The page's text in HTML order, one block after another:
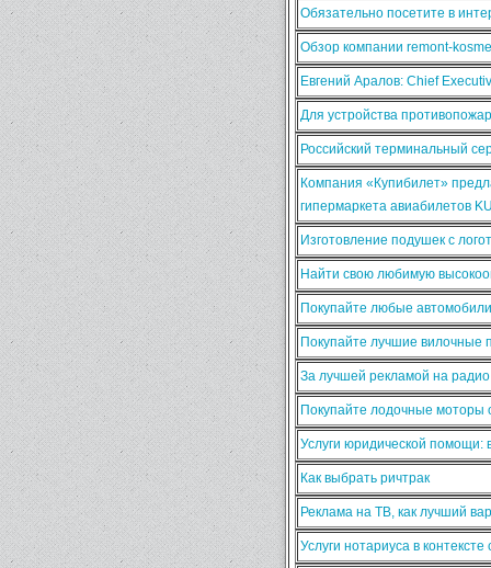
Обязательно посетите в
Обзор компании remont-
Евгений Аралов: Chief
Для устройства
Российский терминальный
Компания «Купибилет»
гипермаркета авиабилетов
Изготовление подушек с
Найти свою любимую
Покупайте любые
Покупайте лучшие вилочные
За лучшей рекламой на
Покупайте лодочные моторы
Услуги юридической
Как выбрать ричтрак
Реклама на ТВ, как лучший
Услуги нотариуса в